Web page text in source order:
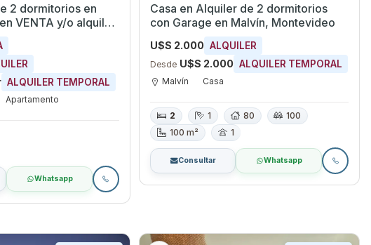
2 dormitorios en
y/o alquiler.
ALQUILER TEMPORAL
Apartamento
Whatsapp
Casa en Alquiler de 2 dormitorios
con Garage en Malvín, Montevideo
U$S 2.000 ALQUILER
Desde U$S 2.000 ALQUILER TEMPORAL
Malvín Casa
2 1 80
100
100 m²
1
Consultar Whatsapp